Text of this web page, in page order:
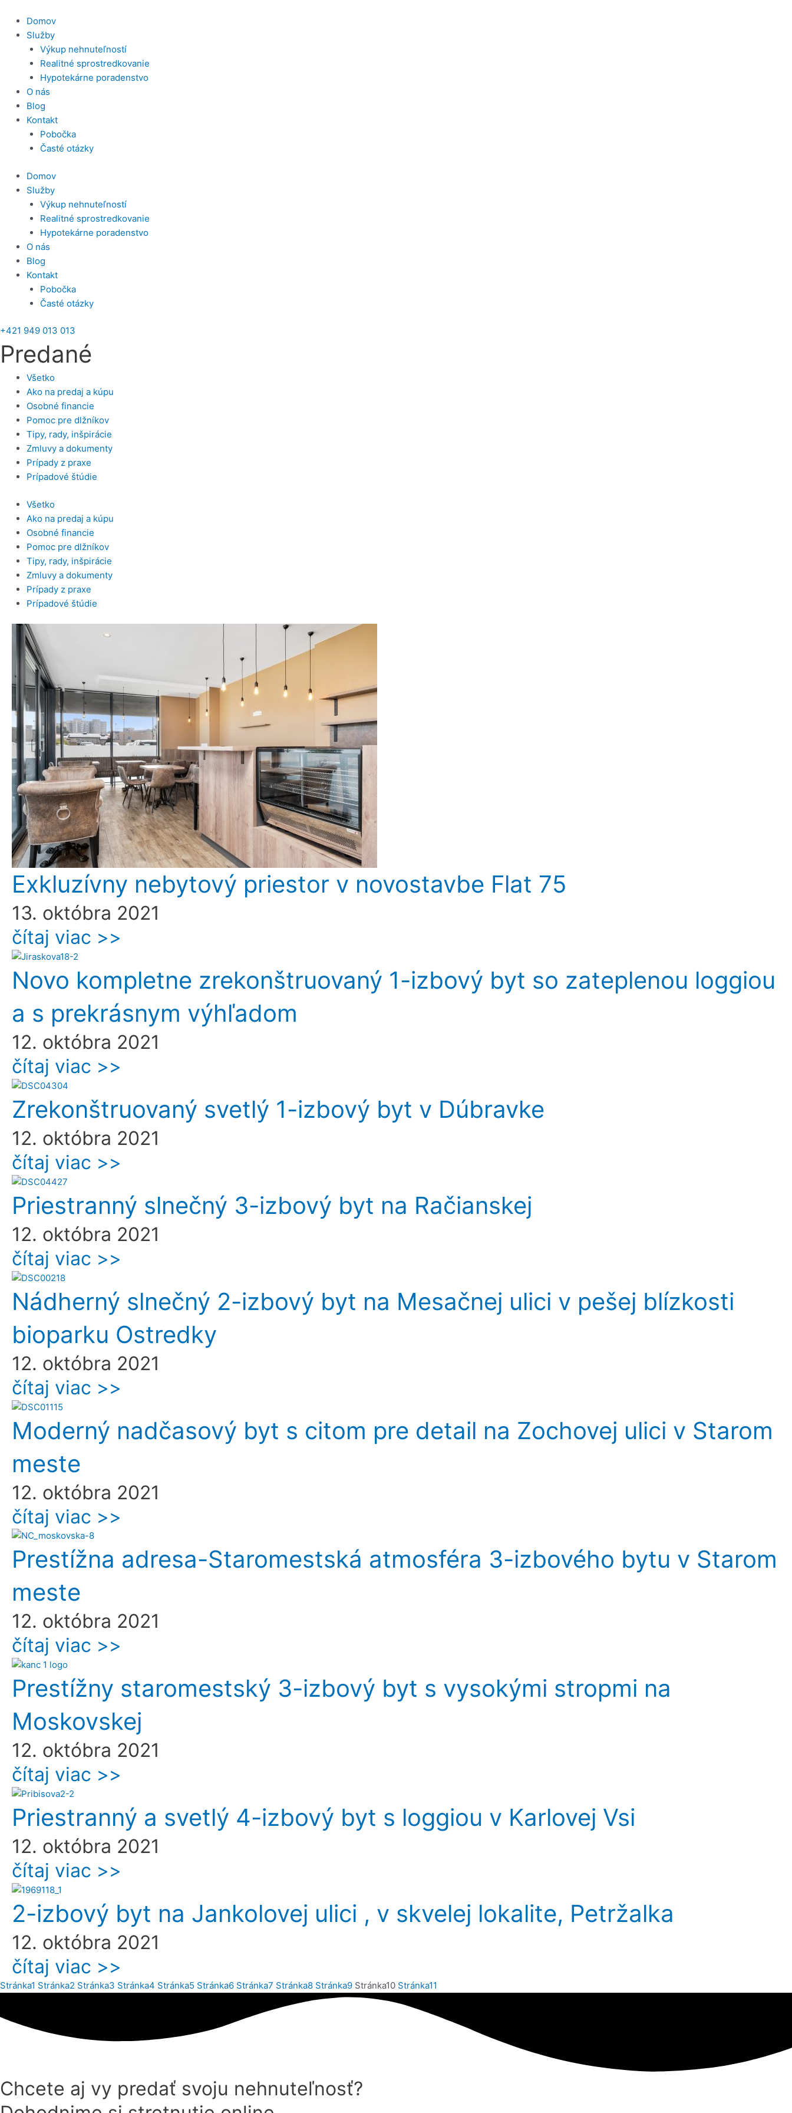
obsah
Domov
Služby
Výkup nehnuteľností
Realitné sprostredkovanie
Hypotekárne poradenstvo
O nás
Blog
Kontakt
Pobočka
Časté otázky
Domov
Služby
Výkup nehnuteľností
Realitné sprostredkovanie
Hypotekárne poradenstvo
O nás
Blog
Kontakt
Pobočka
Časté otázky
+421 949 013 013
Predané
Všetko
Ako na predaj a kúpu
Osobné financie
Pomoc pre dlžníkov
Tipy, rady, inšpirácie
Zmluvy a dokumenty
Prípady z praxe
Prípadové štúdie
Všetko
Ako na predaj a kúpu
Osobné financie
Pomoc pre dlžníkov
Tipy, rady, inšpirácie
Zmluvy a dokumenty
Prípady z praxe
Prípadové štúdie
Exkluzívny nebytový priestor v novostavbe Flat 75
13. októbra 2021
čítaj viac >>
Novo kompletne zrekonštruovaný 1-izbový byt so zateplenou loggiou
a s prekrásnym výhľadom
12. októbra 2021
čítaj viac >>
Zrekonštruovaný svetlý 1-izbový byt v Dúbravke
12. októbra 2021
čítaj viac >>
Priestranný slnečný 3-izbový byt na Račianskej
12. októbra 2021
čítaj viac >>
Nádherný slnečný 2-izbový byt na Mesačnej ulici v pešej blízkosti
bioparku Ostredky
12. októbra 2021
čítaj viac >>
Moderný nadčasový byt s citom pre detail na Zochovej ulici v Starom
meste
12. októbra 2021
čítaj viac >>
Prestížna adresa-Staromestská atmosféra 3-izbového bytu v Starom
meste
12. októbra 2021
čítaj viac >>
Prestížny staromestský 3-izbový byt s vysokými stropmi na
Moskovskej
12. októbra 2021
čítaj viac >>
Priestranný a svetlý 4-izbový byt s loggiou v Karlovej Vsi
12. októbra 2021
čítaj viac >>
2-izbový byt na Jankolovej ulici , v skvelej lokalite, Petržalka
12. októbra 2021
čítaj viac >>
Stránka1 Stránka2 Stránka3 Stránka4 Stránka5 Stránka6 Stránka7 Stránka8 Stránka9 Stránka10 Stránka11
Chcete aj vy predať svoju nehnuteľnosť?